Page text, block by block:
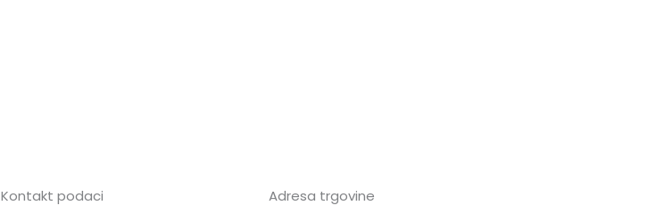
Kontakt podaci Adresa trgovine